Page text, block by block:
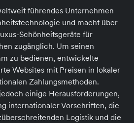
führendes Unternehmen
und macht über
Schönheitsgeräte für
zugänglich. Um seinen
zu bedienen, entwickelte
Websites mit Preisen in lokaler
Zahlungsmethoden.
einige Herausforderungen,
internationaler Vorschriften, die
Logistik und die